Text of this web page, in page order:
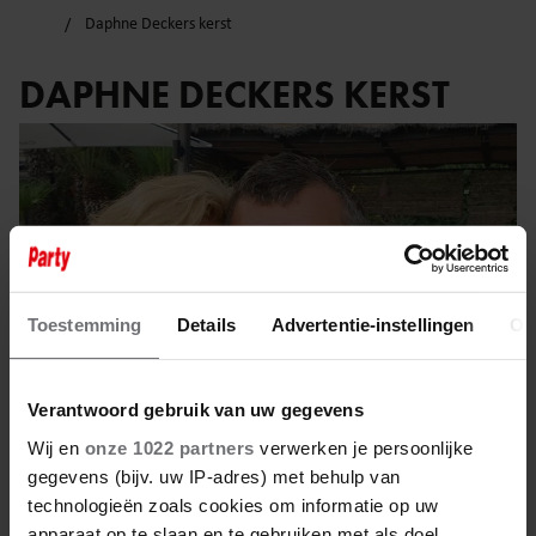
Toestemming Details Advertentie-instellingen
Verantwoord gebruik van uw gegevens
Wij en onze 1022 partners verwerken je persoonlijke
gegevens (bijv. uw IP-adres) met behulp van
technologieën zoals cookies om informatie op uw
Daphne Deckers kerst
DAPHNE DECKERS KERST
28 december 2023